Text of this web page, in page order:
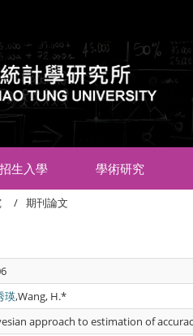
招生入學 學術研究
期刊論文
瑛,Wang, H.*
approach to estimation of